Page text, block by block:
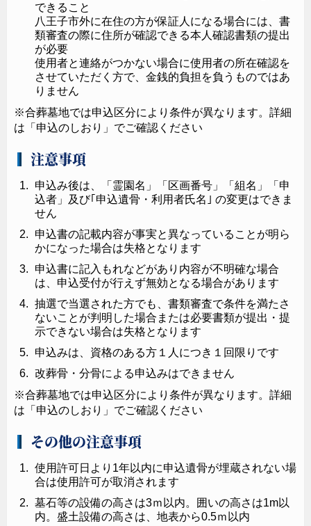
できること
八王子市外に在住の方が保証人になる場合には、書
類審査の際に住所が確認できる本人確認書類の提出
が必要
使用者と連絡がつかない場合に使用者の所在確認を
させていただく方で、金銭的負担を負うものではあ
りません
※合葬墓地では申込区分により条件が異なります。詳細
は「申込のしおり」でご確認ください
注意事項
申込み後は、「霊園名」「区画番号」「組名」「申
込者」及び｢申込遺骨・利用者氏名｣ の変更はできま
せん
申込書の記載内容が事実と異なっていることが明ら
かになった場合は失格となります
申込書に記入もれなどがあり内容が不明確な場合
は、申込受付が行えず無効となる場合があります
抽選で当選された方でも、書類審査で条件を満たさ
ないことが判明した場合または必要書類が提出・提
示できない場合は失格となります
申込みは、資格のある方１人につき１回限りです
改葬骨・分骨による申込みはできません
※合葬墓地では申込区分により条件が異なります。詳細
は「申込のしおり」でご確認ください
その他の注意事項
使用許可日より1年以内に申込遺骨が埋蔵されない場
合は使用許可が取消されます
墓石等の設備の高さは3ｍ以内。囲いの高さは1m以
内。盛土設備の高さは、地表から0.5ｍ以内